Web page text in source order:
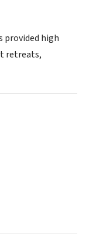
provided high
retreats,